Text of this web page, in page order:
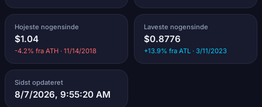
Hojeste nogensinde
$1.04
-4.2% fra ATH · 11/14/2018
Laveste nogensinde
$0.8776
+13.9% fra ATL · 3/11/2023
Sidst opdateret
8/7/2026, 9:55:20 AM